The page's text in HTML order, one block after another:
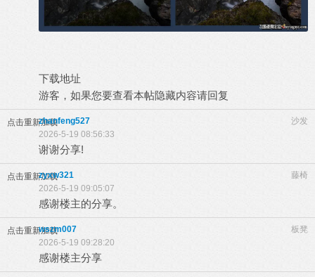
下载地址
游客，如果您要查看本帖隐藏内容请回复
点击重新加载 沙发
zhanfeng527
2026-5-19 08:56:33
谢谢分享!
点击重新加载 藤椅
zyxw321
2026-5-19 09:05:07
感谢楼主的分享。
点击重新加载 板凳
wszm007
2026-5-19 09:28:20
感谢楼主分享